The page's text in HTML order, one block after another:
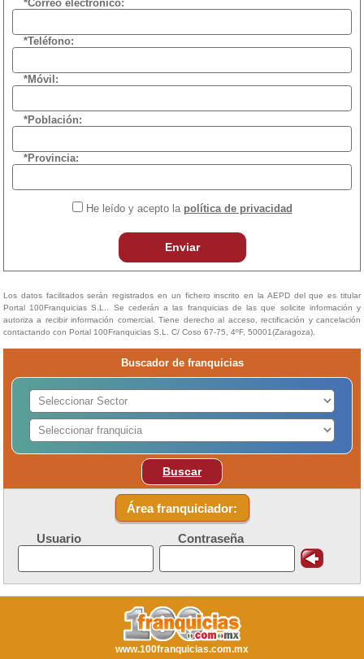
*Correo electrónico:
*Teléfono:
*Móvil:
*Población:
*Provincia:
He leído y acepto la política de privacidad
Enviar
Los datos facilitados serán registrados en un fichero inscrito en la AEPD del que es titular
Portal 100Franquicias S.L.. Se cederán a las franquicias de las que solicite información y
autoriza a recibir información comercial. Tiene derecho al acceso, rectificación y cancelación
contactando con Portal 100Franquicias S.L. C/ Coso 67-75, 4ºF, 50001(Zaragoza).
Buscador de franquicias
Buscar
Área franquiciador:
Usuario Contraseña
www.100franquicias.com.mx